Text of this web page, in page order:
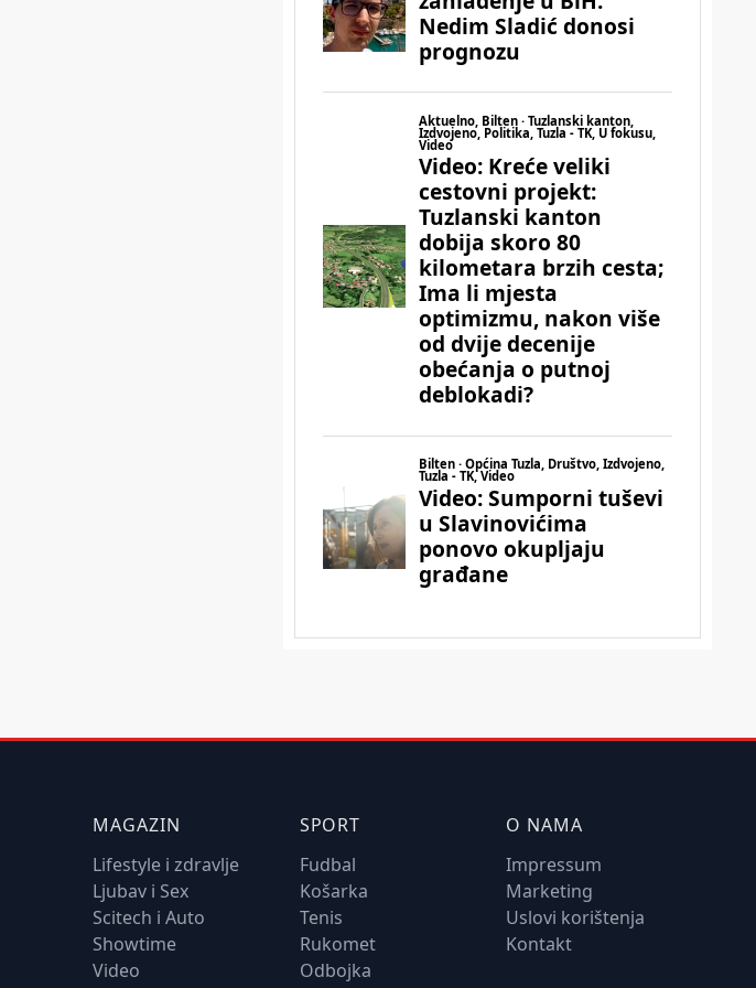
MAGAZIN
Lifestyle i zdravlje
Ljubav i Sex
Scitech i Auto
Showtime
Video
SPORT
Fudbal
Košarka
Tenis
Rukomet
Odbojka
O NAMA
Impressum
Marketing
Uslovi korištenja
Kontakt